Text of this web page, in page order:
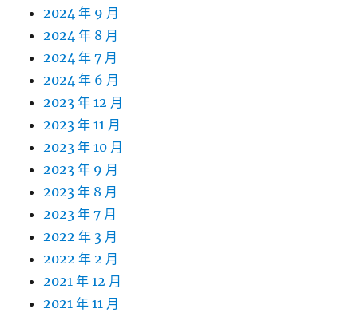
2024 年 9 月
2024 年 8 月
2024 年 7 月
2024 年 6 月
2023 年 12 月
2023 年 11 月
2023 年 10 月
2023 年 9 月
2023 年 8 月
2023 年 7 月
2022 年 3 月
2022 年 2 月
2021 年 12 月
2021 年 11 月